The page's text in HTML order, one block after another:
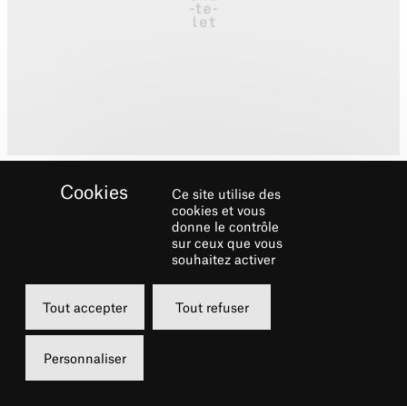
Biographie
Formée à la direction de d’orchestre et de
chœurs Karine Locatelli étudie à l’Ecole
Normale de musique de Paris puis au
Ce site utilise des
cookies et vous
donne le contrôle
sur ceux que vous
souhaitez activer
Tout accepter Tout refuser
Personnaliser